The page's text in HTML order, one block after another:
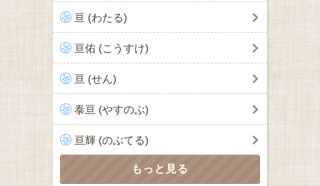
亘 (わたる)
亘佑 (こうすけ)
亘 (せん)
泰亘 (やすのぶ)
亘輝 (のぶてる)